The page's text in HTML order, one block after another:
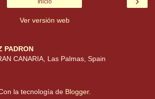
Ver versión web
PADRON
CANARIA, Las Palmas, Spain
la tecnología de Blogger.